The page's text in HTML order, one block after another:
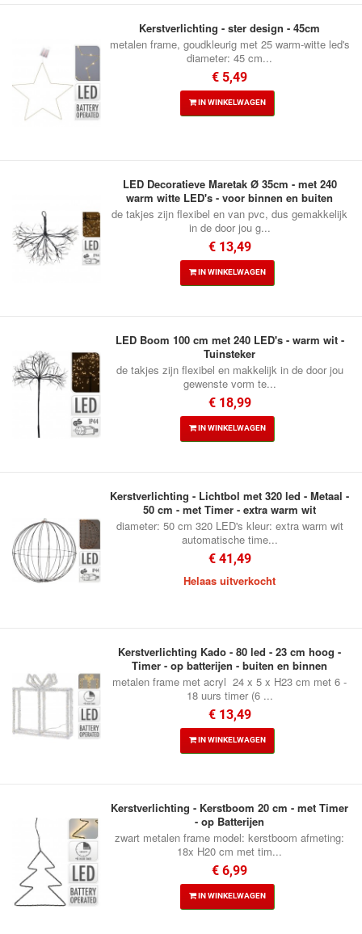
Kerstverlichting - ster design - 45cm
metalen frame, goudkleurig met 25 warm-witte led's
diameter: 45 cm...
€ 5,49
IN WINKELWAGEN
LED Decoratieve Maretak Ø 35cm - met 240
warm witte LED's - voor binnen en buiten
de takjes zijn flexibel en van pvc, dus gemakkelijk
in de door jou g...
€ 13,49
IN WINKELWAGEN
LED Boom 100 cm met 240 LED's - warm wit -
Tuinsteker
de takjes zijn flexibel en makkelijk in de door jou
gewenste vorm te...
€ 18,99
IN WINKELWAGEN
Kerstverlichting - Lichtbol met 320 led - Metaal -
50 cm - met Timer - extra warm wit
diameter: 50 cm 320 LED's kleur: extra warm wit
automatische time...
€ 41,49
Helaas uitverkocht
Kerstverlichting Kado - 80 led - 23 cm hoog -
Timer - op batterijen - buiten en binnen
metalen frame met acryl 24 x 5 x H23 cm met 6 -
18 uurs timer (6 ...
€ 13,49
IN WINKELWAGEN
Kerstverlichting - Kerstboom 20 cm - met Timer
- op Batterijen
zwart metalen frame model: kerstboom afmeting:
18x H20 cm met tim...
€ 6,99
IN WINKELWAGEN